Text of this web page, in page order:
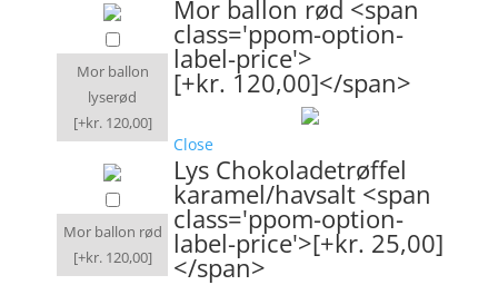
Mor ballon
lyserød
[+kr. 120,00]
Mor ballon rød <span
class='ppom-option-
label-price'>
[+kr. 120,00]</span>
Close
Mor ballon rød
[+kr. 120,00]
Lys Chokoladetrøffel
karamel/havsalt <span
class='ppom-option-
label-price'>[+kr. 25,00]
</span>